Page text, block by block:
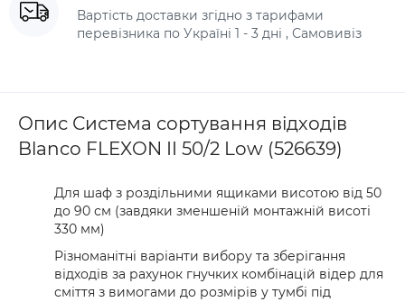
Вартість доставки згідно з тарифами
перевізника по Україні 1 - 3 дні , Самовивіз
Опис Система сортування відходів
Blanco FLEXON II 50/2 Low (526639)
Для шаф з роздільними ящиками висотою від 50
до 90 см (завдяки зменшеній монтажній висоті
330 мм)
Різноманітні варіанти вибору та зберігання
відходів за рахунок гнучких комбінацій відер для
сміття з вимогами до розмірів у тумбі під